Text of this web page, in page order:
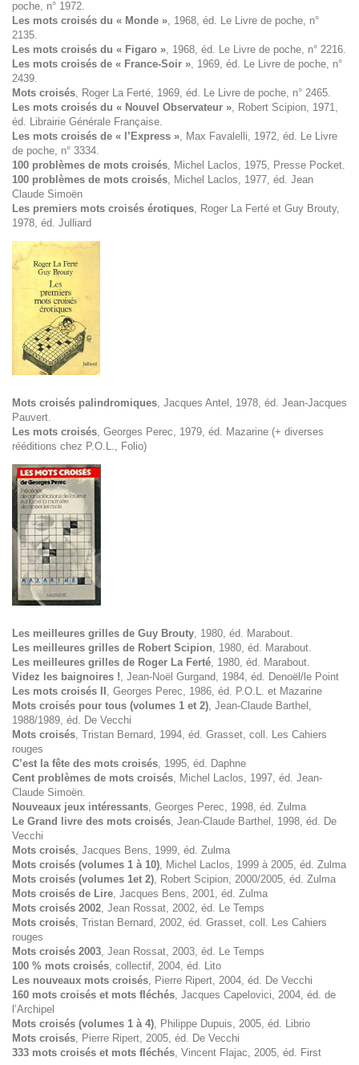
poche, n° 1972.
Les mots croisés du « Monde » , 1968, éd. Le Livre de poche, n°
2135.
Les mots croisés du « Figaro » , 1968, éd. Le Livre de poche, n° 2216.
Les mots croisés de « France-Soir » , 1969, éd. Le Livre de poche, n°
2439.
Mots croisés , Roger La Ferté, 1969, éd. Le Livre de poche, n° 2465.
Les mots croisés du « Nouvel Observateur » , Robert Scipion, 1971,
éd. Librairie Générale Française.
Les mots croisés de « l’Express » , Max Favalelli, 1972, éd. Le Livre
de poche, n° 3334.
100 problèmes de mots croisés , Michel Laclos, 1975, Presse Pocket.
100 problèmes de mots croisés , Michel Laclos, 1977, éd. Jean
Claude Simoën
Les premiers mots croisés érotiques , Roger La Ferté et Guy Brouty,
1978, éd. Julliard
Mots croisés palindromiques, Jacques Antel, 1978, éd. Jean-Jacques
Pauvert.
Les mots croisés, Georges Perec, 1979, éd. Mazarine (+ diverses
rééditions chez P.O.L., Folio)
Les meilleures grilles de Guy Brouty, 1980, éd. Marabout.
Les meilleures grilles de Robert Scipion, 1980, éd. Marabout.
Les meilleures grilles de Roger La Ferté, 1980, éd. Marabout.
Videz les baignoires !, Jean-Noël Gurgand, 1984, éd. Denoël/le Point
Les mots croisés II , Georges Perec, 1986, éd. P.O.L. et Mazarine
Mots croisés pour tous (volumes 1 et 2), Jean-Claude Barthel,
1988/1989, éd. De Vecchi
Mots croisés, Tristan Bernard, 1994, éd. Grasset, coll. Les Cahiers
rouges
C’est la fête des mots croisés, 1995, éd. Daphne
Cent problèmes de mots croisés, Michel Laclos, 1997, éd. Jean-
Claude Simoën.
Nouveaux jeux intéressants, Georges Perec, 1998, éd. Zulma
Le Grand livre des mots croisés, Jean-Claude Barthel, 1998, éd. De
Vecchi
Mots croisés, Jacques Bens, 1999, éd. Zulma
Mots croisés (volumes 1 à 10), Michel Laclos, 1999 à 2005, éd. Zulma
Mots croisés (volumes 1et 2), Robert Scipion, 2000/2005, éd. Zulma
Mots croisés de Lire, Jacques Bens, 2001, éd. Zulma
Mots croisés 2002, Jean Rossat, 2002, éd. Le Temps
Mots croisés, Tristan Bernard, 2002, éd. Grasset, coll. Les Cahiers
rouges
Mots croisés 2003, Jean Rossat, 2003, éd. Le Temps
100 % mots croisés, collectif, 2004, éd. Lito
Les nouveaux mots croisés, Pierre Ripert, 2004, éd. De Vecchi
160 mots croisés et mots fléchés, Jacques Capelovici, 2004, éd. de
l’Archipel
Mots croisés (volumes 1 à 4), Philippe Dupuis, 2005, éd. Librio
Mots croisés, Pierre Ripert, 2005, éd. De Vecchi
333 mots croisés et mots fléchés, Vincent Flajac, 2005, éd. First